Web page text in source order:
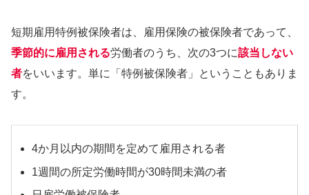
短期雇用特例被保険者は、雇用保険の被保険者であって、
季節的に雇用される労働者のうち、次の3つに該当しない
者をいいます。単に「特例被保険者」ということもありま
す。
4か月以内の期間を定めて雇用される者
1週間の所定労働時間が30時間未満の者